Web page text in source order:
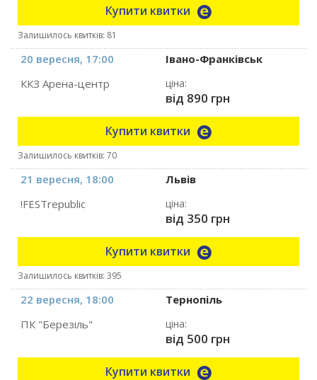
Купити квитки
Залишилось квитків: 81
20 вересня, 17:00
Івано-Франківськ
ККЗ Арена-центр
ціна:
від 890 грн
Купити квитки
Залишилось квитків: 70
21 вересня, 18:00
Львів
!FESTrepublic
ціна:
від 350 грн
Купити квитки
Залишилось квитків: 395
22 вересня, 18:00
Тернопіль
ПК "Березіль"
ціна:
від 500 грн
Купити квитки